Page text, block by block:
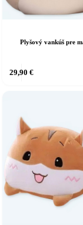
Plyšový vankúš pre
29,90 €